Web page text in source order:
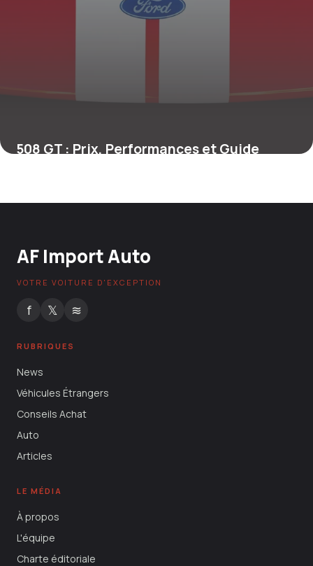
508 GT : Prix, Performances et Guide
AF Import Auto
VOTRE VOITURE D'EXCEPTION
f 𝕏 ≋
RUBRIQUES
News
Véhicules Étrangers
Conseils Achat
Auto
Articles
LE MÉDIA
À propos
L'équipe
Charte éditoriale